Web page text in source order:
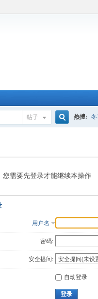
帖子
索
热搜: 冬
您需要先登录才能继续本操作
用户名
密码:
安全提问:
自动登录
登录